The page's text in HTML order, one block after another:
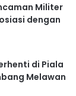
Militer
dengan
di Piala
Melawan